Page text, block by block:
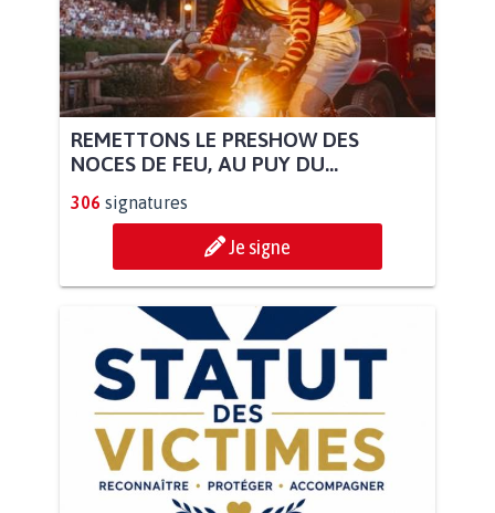
REMETTONS LE PRESHOW DES
NOCES DE FEU, AU PUY DU...
306 signatures
Je signe